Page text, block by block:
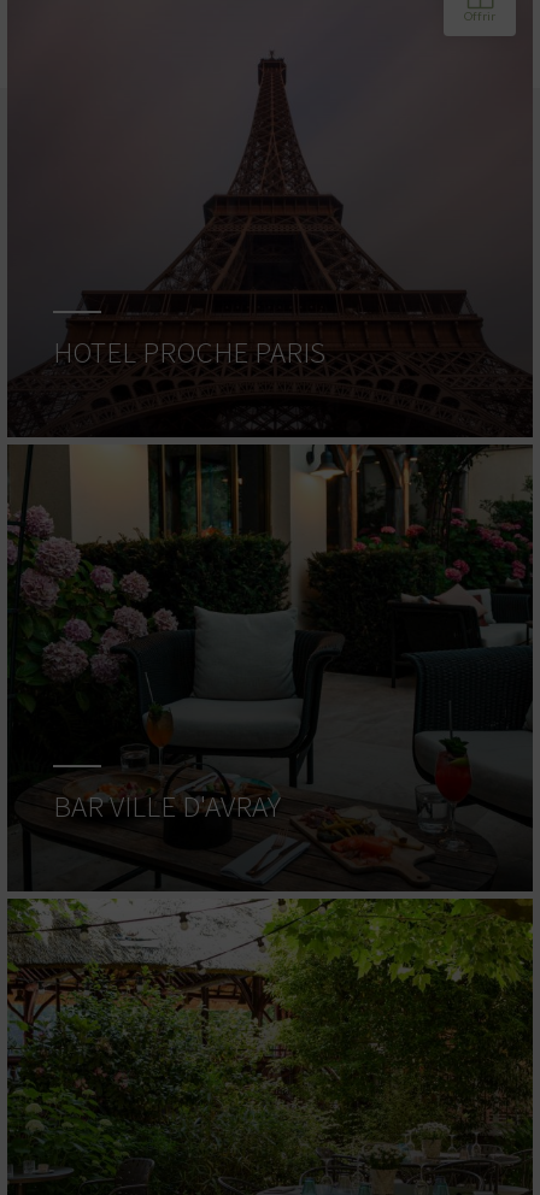
HOTEL PROCHE PARIS
BAR VILLE D'AVRAY